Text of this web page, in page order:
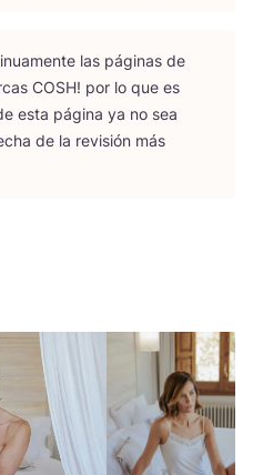
las pági­nas de
COSH! por lo que es
esta pági­na ya no sea
de la revi­sión más